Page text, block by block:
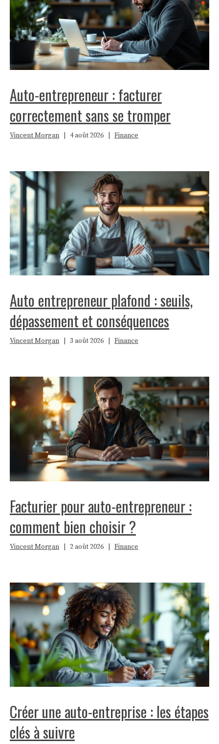
Auto-entrepreneur : facturer
correctement sans se tromper
Vincent Morgan 4 août 2026 Finance
Auto entrepreneur plafond : seuils,
dépassement et conséquences
Vincent Morgan 3 août 2026 Finance
Facturier pour auto-entrepreneur :
comment bien choisir ?
Vincent Morgan 2 août 2026 Finance
Créer une auto-entreprise : les étapes
clés à suivre